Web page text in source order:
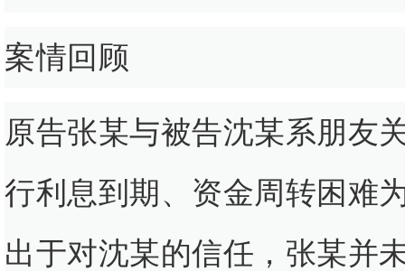
案情回顾
原告张某与被告沈某系朋友
行利息到期、资金周转困难
出于对沈某的信任，张某并